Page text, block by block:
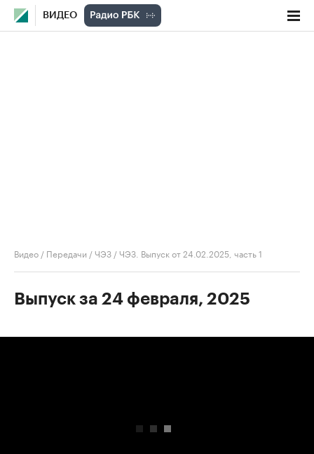
ВИДЕО
Видео / Передачи /ЧЭЗ /ЧЭЗ. Выпуск от 24.02.2025, часть 1
Выпуск за 24 февраля, 2025